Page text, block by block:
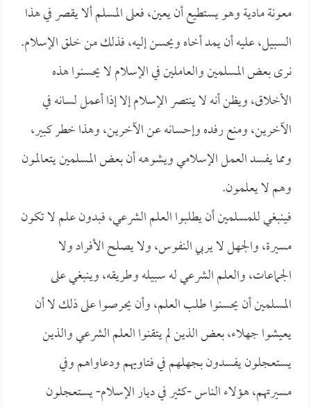
معونة مادية وهو يستطيع أن يعين، فعلى المسلم ألا يقصر في هذا
السبيل، عليه أن يمد أخاه ويحسن إليه، فذلك من خلق الإسلام.
نرى بعض المسلمين والعاملين في الإسلام لا يحسنوا هذه
الأخلاق، ويظن أنه لا ينتصر الإسلام إلا إذا أعمل لسانه في
الآخرين، ومنع رفده وإحسانه عن الآخرين، وهذا خطر كبير،
ومما يفسد العمل الإسلامي ويشوهه أن بعض المسلمين يتعالمون
وهم لا يعلمون.
فينبغي للمسلمين أن يطلبوا العلم الشرعي، فبدون علم لا تكون
مسيرة، والجهل لا يربي النفوس، ولا يصلح الأفراد ولا
الجماعات، والعلم الشرعي له سبيله وطريقه، وينبغي على
المسلمين أن يحسنوا طلب العلم، وأن يحرصوا على ذلك لا أن
يعيشوا جهلاء، بعض الذين لم يتقنوا العلم الشرعي والذين
يستعجلون يفسدون بجهلهم في فتاويهم ودعاواهم وفي
مسيرتهم، هؤلاء الناس -كثير في ديار الإسلام- يستعجلون